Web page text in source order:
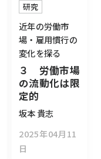
研究
近年の労働市
場・雇用慣行の
変化を探る
３ 労働市場
の流動化は限
定的
坂本 貴志
2025年04月11
日